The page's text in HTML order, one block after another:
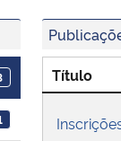
Título